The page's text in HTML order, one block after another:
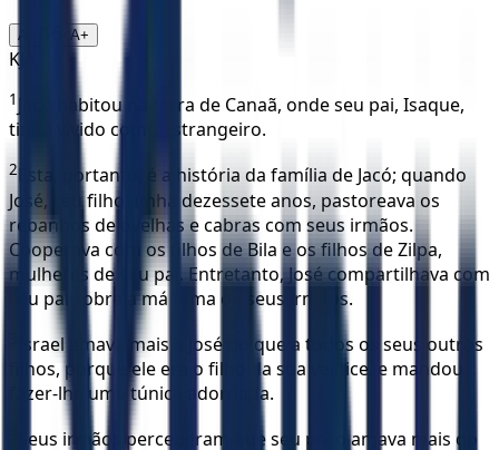
A- A+
KJA
1 Jacó habitou na terra de Canaã, onde seu pai, Isaque,
tinha vivido como estrangeiro.
2
Esta, portanto, é a história da família de Jacó; quando
José, seu filho, tinha dezessete anos, pastoreava os
rebanhos de ovelhas e cabras com seus irmãos.
Cooperava com os filhos de Bila e os filhos de Zilpa,
mulheres de seu pai. Entretanto, José compartilhava com
seu pai sobre a má fama de seus irmãos.
Israel amava mais a José do que a todos os seus outros
filhos, porque ele era o filho da sua velhice, e mandou
fazer-lhe uma túnica adornada.
Seus irmãos perceberam que seu pai o amava mais do